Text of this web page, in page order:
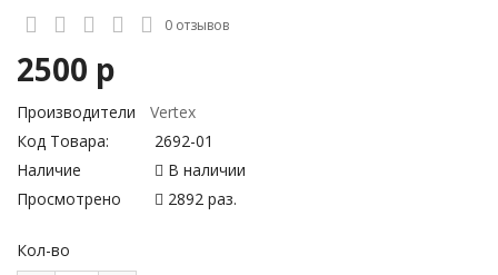
0 отзывов
2500 р
Производители
Vertex
Код Товара:
2692-01
Наличие
В наличии
Просмотрено
2892 раз.
Кол-во